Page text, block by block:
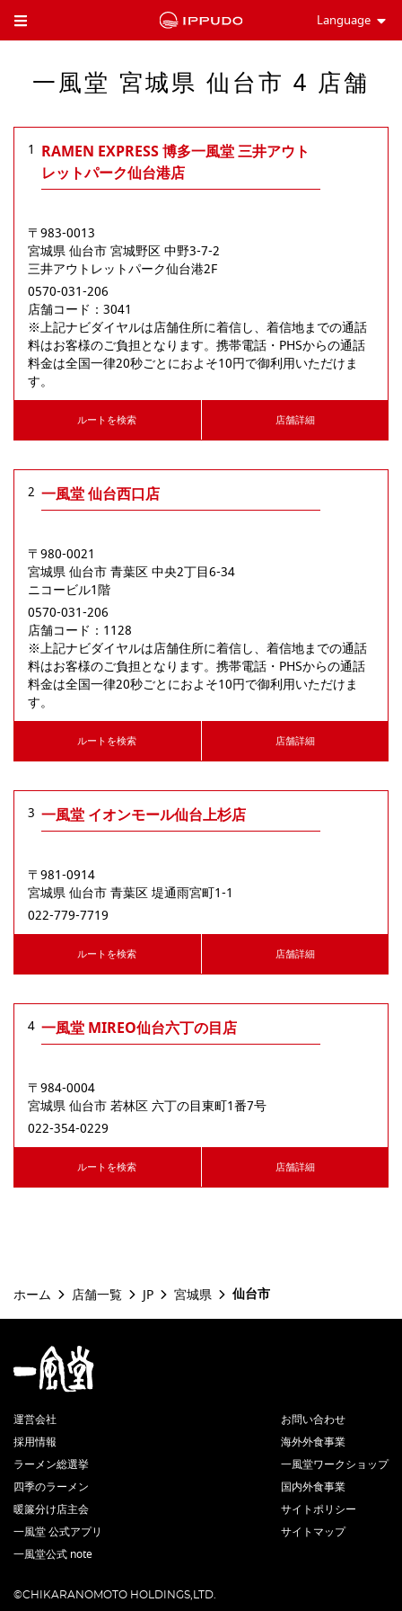
Toggle Header Menu Language
一風堂 宮城県 仙台市 4 店舗
1 RAMEN EXPRESS 博多一風堂 三井アウト
レットパーク仙台港店
〒983-0013
宮城県仙台市宮城野区中野3-7-2
三井アウトレットパーク仙台港2F
0570-031-206
店舗コード：3041
※上記ナビダイヤルは店舗住所に着信し、着信地までの通話
料はお客様のご負担となります。携帯電話・PHSからの通話
料金は全国一律20秒ごとにおよそ10円で御利用いただけま
す。
ルートを検索 店舗詳細
2 一風堂 仙台西口店
〒980-0021
宮城県仙台市青葉区中央2丁目6-34
ニコービル1階
0570-031-206
店舗コード：1128
※上記ナビダイヤルは店舗住所に着信し、着信地までの通話
料はお客様のご負担となります。携帯電話・PHSからの通話
料金は全国一律20秒ごとにおよそ10円で御利用いただけま
す。
ルートを検索 店舗詳細
3 一風堂 イオンモール仙台上杉店
〒981-0914
宮城県仙台市⻘葉区堤通⾬宮町1-1
022-779-7719
ルートを検索 店舗詳細
4 一風堂 MIREO仙台六丁の目店
〒984-0004
宮城県仙台市若林区六丁の目東町1番7号
022-354-0229
ルートを検索 店舗詳細
ホーム 店舗一覧 JP 宮城県 仙台市
運営会社
採用情報
ラーメン総選挙
四季のラーメン
暖簾分け店主会
一風堂 公式アプリ
一風堂公式 note
お問い合わせ
海外外食事業
一風堂ワークショップ
国内外食事業
サイトポリシー
サイトマップ
©CHIKARANOMOTO HOLDINGS,LTD.